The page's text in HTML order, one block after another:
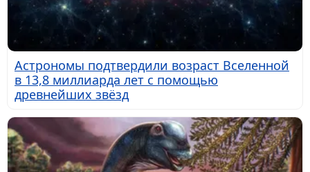
Астрономы подтвердили возраст Вселенной
в 13,8 миллиарда лет с помощью
древнейших звёзд